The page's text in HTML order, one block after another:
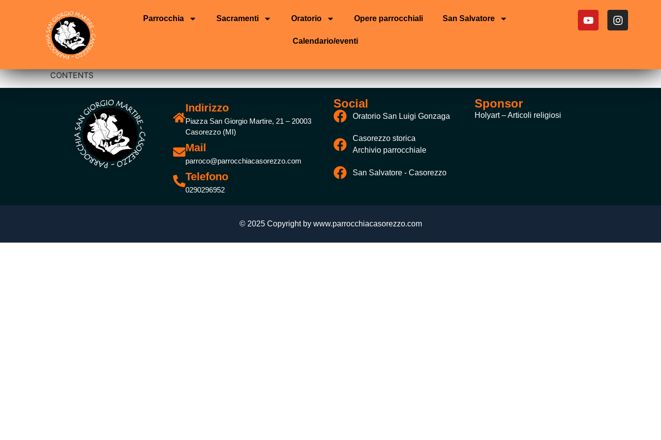
Parrocchia Sacramenti Oratorio Opere parrocchiali San Salvatore
Calendario/eventi
CONTENTS
Indirizzo
Piazza San Giorgio Martire, 21 – 20003
Casorezzo (MI)
Mail
parroco@parrocchiacasorezzo.com
Telefono
0290296952
Social
Oratorio San Luigi Gonzaga
Casorezzo storica
Archivio parrocchiale
San Salvatore - Casorezzo
Sponsor
Holyart – Articoli religiosi
© 2025Copyright by www.parrocchiacasorezzo.com